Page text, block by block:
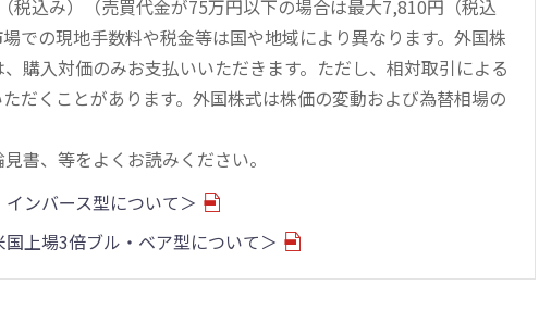
込み）（売買代金が75万円以下の場合は最大7,810円（税込
での現地手数料や税金等は国や地域により異なります。外国株
購入対価のみお支払いいただきます。ただし、相対取引による
だくことがあります。外国株式は株価の変動および為替相場の
書、等をよくお読みください。
ンバース型について＞
上場3倍ブル・ベア型について＞